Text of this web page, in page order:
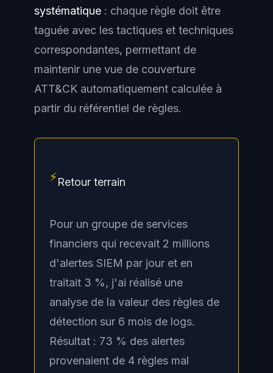
systématique : chaque règle doit être
taguée avec les tactiques et techniques
correspondantes, permettant de
maintenir une vue de couverture
ATT&CK automatiquement calculée à
partir du référentiel de règles.
⚡Retour terrain
Pour un groupe de services
financiers qui recevait 2 millions
d'alertes SIEM par jour et en
traitait 3 %, j'ai réalisé une
analyse de la valeur des règles de
détection sur 6 mois de logs.
Résultat : 73 % des alertes
provenaient de 4 règles mal